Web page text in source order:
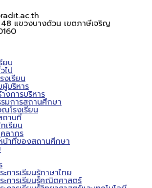
48 แขวงบางด้วน เขตภาษีเจริญ
ยน
ไป
งเรียน
บริหาร
งการบริหาร
มการสถานศึกษา
ณโรงเรียน
ถานที่
เรียน
ลากร
น้าที่ของสถานศึกษา
การเรียนรู้ภาษาไทย
ะการเรียนรู้คณิตศาสตร์